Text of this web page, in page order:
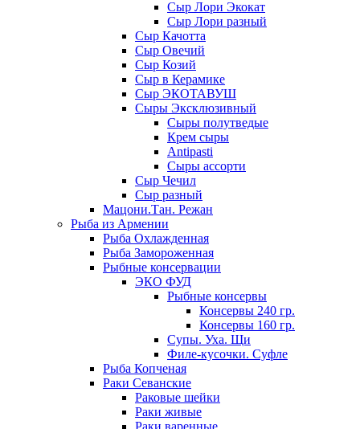
Сыр Лори Экокат
Сыр Лори разный
Сыр Качотта
Сыр Овечий
Сыр Козий
Сыр в Керамике
Сыр ЭКОТАВУШ
Сыры Эксклюзивный
Сыры полутведые
Крем сыры
Antipasti
Сыры ассорти
Сыр Чечил
Сыр разный
Мацони.Тан. Режан
Рыба из Армении
Рыба Охлажденная
Рыба Замороженная
Рыбные консервации
ЭКО ФУД
Рыбные консервы
Консервы 240 гр.
Консервы 160 гр.
Супы. Уха. Щи
Филе-кусочки. Суфле
Рыба Копченая
Раки Севанские
Раковые шейки
Раки живые
Раки варенные